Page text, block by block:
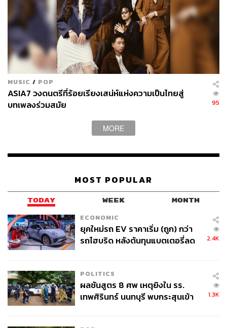
MUSIC / POP
ASIA7 วงดนตรีที่ร้อยเรียงเสน่ห์แห่งความเป็นไทยสู่
บทเพลงร่วมสมัย
95
MORE
MOST POPULAR
TODAY WEEK MONTH
ECONOMIC
ยุคใหม่รถ EV ราคาเริ่ม (ถูก) กว่า
รถไฮบริด หลังต้นทุนแบตเตอรี่ลด
2.4K
POLITICS
ผลชันสูตร 8 ศพ เหตุยิงใน รร.
เทพศิรินทร์ นนทบุรี พบกระสุนเข้า
1.3K